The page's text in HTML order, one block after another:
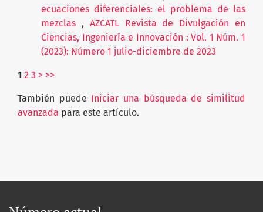
ecuaciones diferenciales: el problema de las
mezclas , AZCATL Revista de Divulgación en
Ciencias, Ingeniería e Innovación : Vol. 1 Núm. 1
(2023): Número 1 julio-diciembre de 2023
1 2 3 > >>
También puede Iniciar una búsqueda de similitud
avanzada para este artículo.